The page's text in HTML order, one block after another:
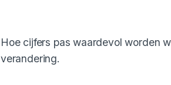
Hoe cijfers pas waardevol worden
verandering.